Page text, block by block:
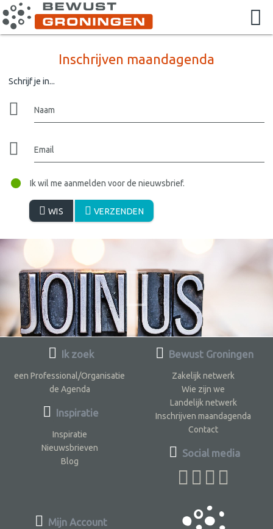
Inschrijven maandagenda
Schrijf je in...
Naam
Email
Ik wil me aanmelden voor de nieuwsbrief.
WIS VERZENDEN
Ik zoek
een Professional/Organisatie
de Agenda
Inspiratie
Inspiratie
Nieuwsbrieven
Blog
Bewust Groningen
Zakelijk netwerk
Wie zijn we
Landelijk netwerk
Inschrijven maandagenda
Contact
Social media
Mijn Account